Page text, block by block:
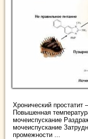
Хронический
Повышенная
мочеиспускание
мочеиспускание
промежности ...